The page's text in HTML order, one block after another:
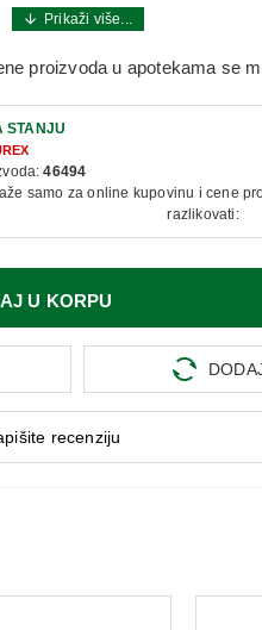
proizvoda u apotekama se
recenziju
STANJU
46494
samo za online kupovinu i cene
razlikovati:
U KORPU